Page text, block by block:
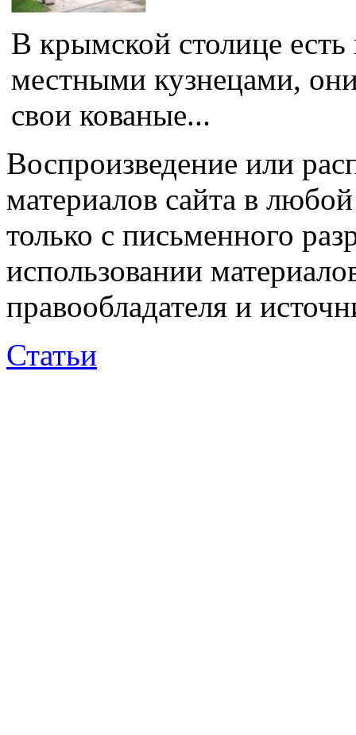
В крымской столице
местными кузнецами,
свои кованые...
Воспроизведение или
материалов сайта в
только с письменного
использовании
правообладателя и
Статьи